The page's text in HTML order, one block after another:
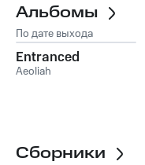
Альбомы
По дате выхода
Entranced
Aeoliah
Сборники